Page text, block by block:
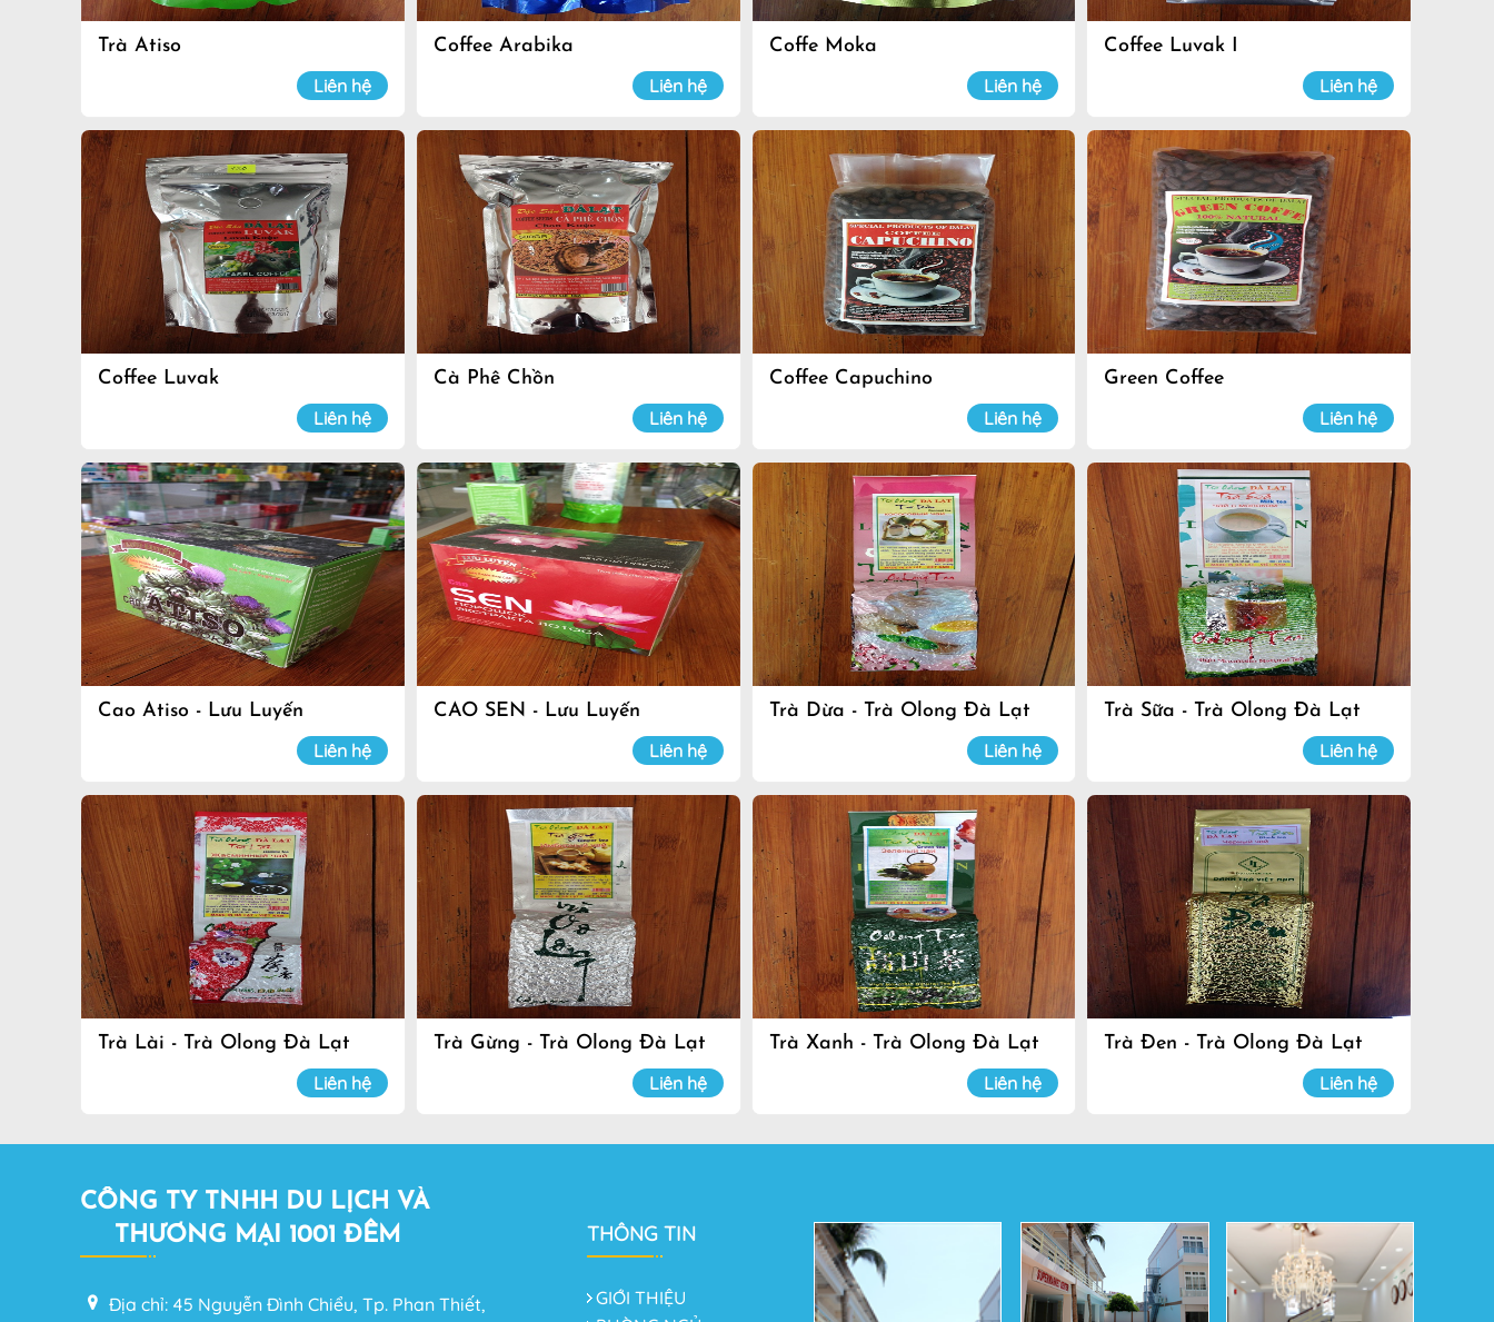
Trà Atiso
Liên hệ
Coffee Arabika
Liên hệ
Coffe Moka
Liên hệ
Coffee Luvak I
Liên hệ
Coffee Luvak
Liên hệ
Cà Phê Chồn
Liên hệ
Coffee Capuchino
Liên hệ
Green Coffee
Liên hệ
Cao Atiso - Lưu Luyến
Liên hệ
CAO SEN - Lưu Luyến
Liên hệ
Trà Dừa - Trà Olong Đà Lạt
Liên hệ
Trà Sữa - Trà Olong Đà Lạt
Liên hệ
Trà Lài - Trà Olong Đà Lạt
Liên hệ
Trà Gừng - Trà Olong Đà Lạt
Liên hệ
Trà Xanh - Trà Olong Đà Lạt
Liên hệ
Trà Đen - Trà Olong Đà Lạt
Liên hệ
CÔNG TY TNHH DU LỊCH VÀ
THƯƠNG MẠI 1001 ĐÊM
Địa chỉ: 45 Nguyễn Đình Chiểu, Tp. Phan Thiết,
THÔNG TIN
GIỚI THIỆU